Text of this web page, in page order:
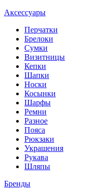
Аксессуары
Перчатки
Брелоки
Сумки
Визитницы
Кепки
Шапки
Носки
Косынки
Шарфы
Ремни
Разное
Пояса
Рюкзаки
Украшения
Рукава
Шляпы
Бренды